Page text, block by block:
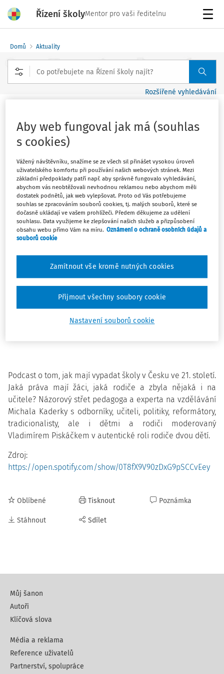
Řízení školyMentor pro vaši ředitelnu
Domů Aktuality
Rozšířené vyhledávání
Vydáno: 14. 1. 2024
1 minuta čtení
Podcast 9 let natvrdo
Zákon výslovně říká, že na školní půdu nepatří politická
agitace. Jak je to ale s výchovou k občanství, jak tenká ta
hranice je a jak ji nepřekročit? Mají a mohou učitelé
žákům říkat, koho volí? Stačí, když budou děti vědět, že
Poslechněte si epizodu: To ošklivé slovo politika. Jak o ní
učit ve školách?
(Hosty Vladimíra Piskáčka a Michala Kaderky byla
předsedkyně Asociace učitelů občanské výchovy a
společenských věd Tereza Vodičková a ředitel Centra pro
Podcast o tom, jak mají vypadat školy v Česku ve 21. století.
Jaká práva mají žáci, jaká rodiče a zbyla nějaká i na
učitele? Názorový střet pedagoga a experta na vzdělávání
Michala Kaderky s odborníky, učiteli, politiky, reformátory,
tradicionalisty, ale i dětmi a rodiči moderovaný
Vladimírem Piskáčkem v autentické roli rodiče dvou dětí.
Zdroj:
https://open.spotify.com/show/0T8fX9V90zDxG9pSCCvEey
Oblíbené
Stáhnout
Tisknout
Sdílet
Poznámka
Můj šanon
Autoři
Klíčová slova
Média a reklama
Reference uživatelů
Partnerství, spolupráce
Aby web fungoval jak má (souhlas
s cookies)
Vážený návštěvníku, snažíme se ze všech sil přinášet vysokou úroveň
uživatelského komfortu při používání našich webových stránek. Mezi
základní předpoklady patří např. aby správně fungovalo vyhledávání,
abychom vás neobtěžovali nevhodnou reklamou nebo abychom měli
dostatek podnětů, jak web vylepšovat. Proto od Vás potřebujeme
souhlas se zpracováním souborů cookies, tj. malých souborů, které se
dočasně ukládají ve vašem prohlížeči. Předem děkujeme za udělení
souhlasu. Data využijeme ke zlepšování našich služeb a přizpůsobení
obsahu webu přímo Vám na míru. Oznámení o ochraně osobních údajů a
souborů cookie
Nastavení souborů cookie
Zamítnout vše kromě nutných cookies
Přijmout všechny soubory cookie